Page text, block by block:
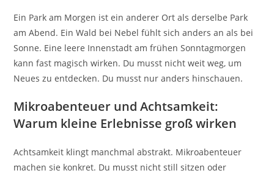
Ein Park am Morgen ist ein anderer Ort als derselbe Park
am Abend. Ein Wald bei Nebel fühlt sich anders an als bei
Sonne. Eine leere Innenstadt am frühen Sonntagmorgen
kann fast magisch wirken. Du musst nicht weit weg, um
Neues zu entdecken. Du musst nur anders hinschauen.
Mikroabenteuer und Achtsamkeit:
Warum kleine Erlebnisse groß wirken
Achtsamkeit klingt manchmal abstrakt. Mikroabenteuer
machen sie konkret. Du musst nicht still sitzen oder